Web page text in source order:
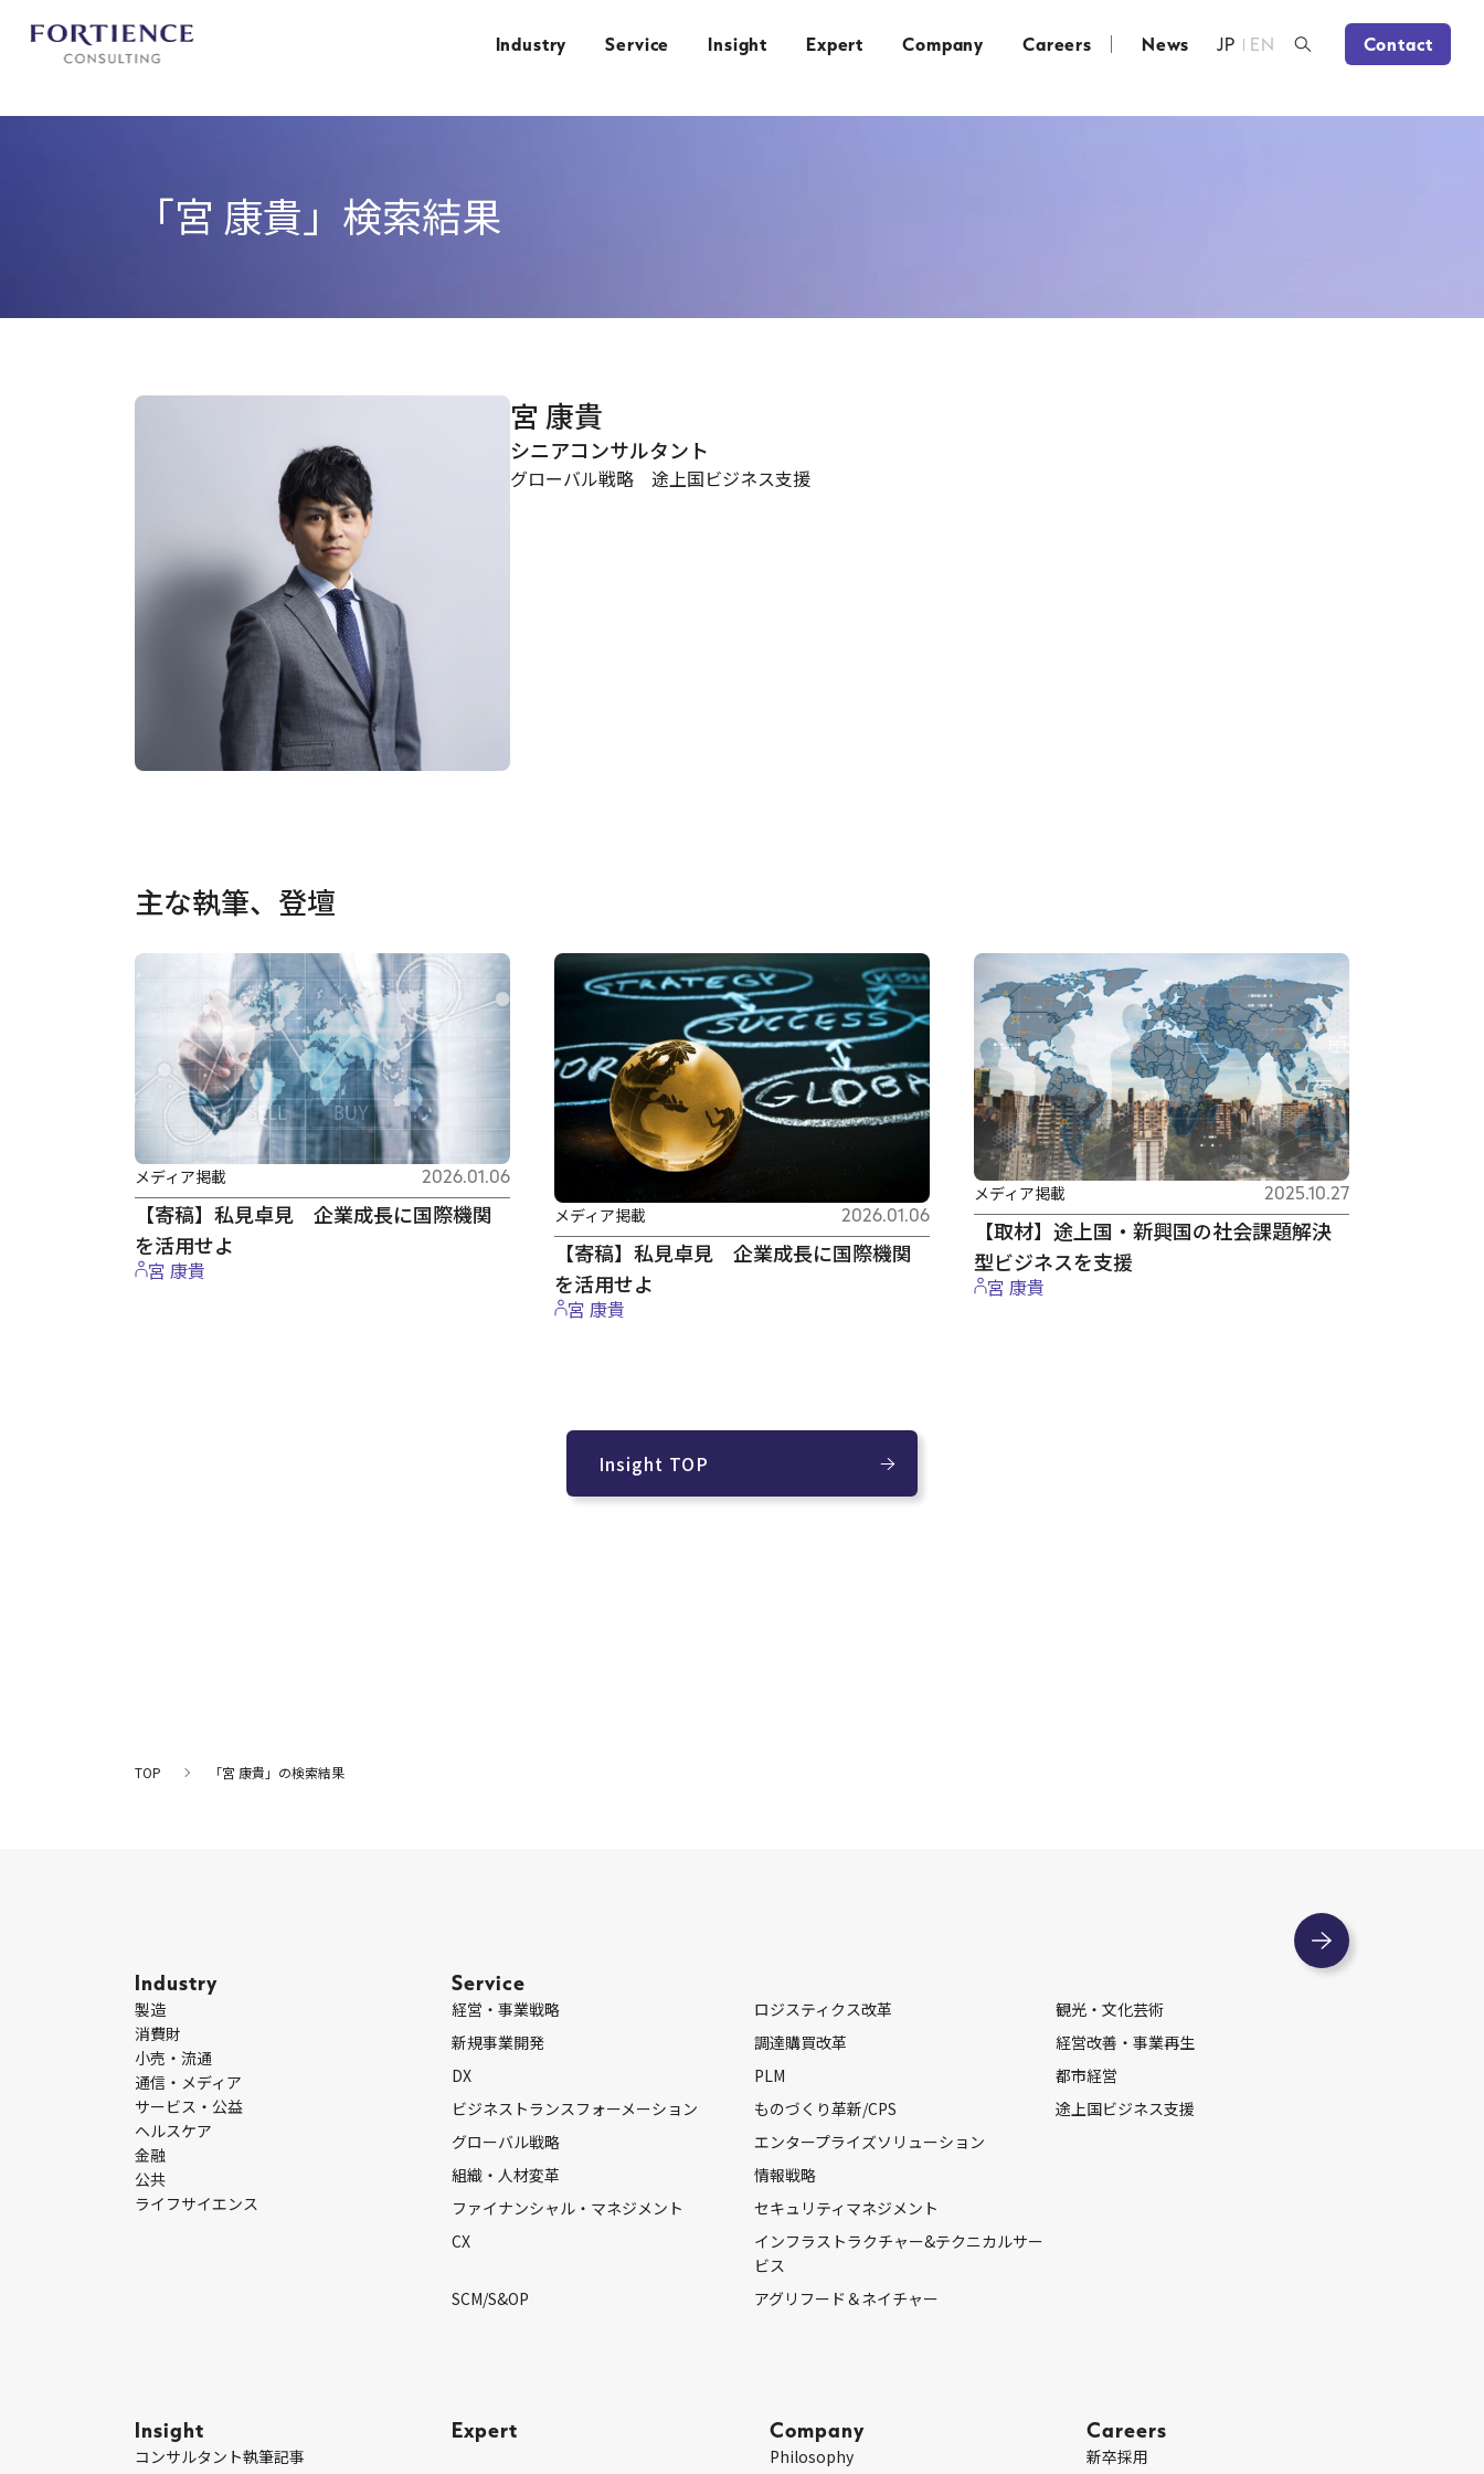
Industry Service Insight Expert Company Careers News EN
JP Contact
「宮 康貴」 検索結果
宮 康貴
シニアコンサルタント
グローバル戦略 途上国ビジネス支援
主な執筆、登壇
【寄稿】私見卓見 企業成長に国際機関
を活用せよ
メディア掲載 2026.01.06
宮 康貴
【寄稿】私見卓見 企業成長に国際機関
を活用せよ
メディア掲載 2026.01.06
宮 康貴
【取材】途上国・新興国の社会課題解決
型ビジネスを支援
メディア掲載 2025.10.27
宮 康貴
Insight TOP
TOP 「宮 康貴」の検索結果
Industry
製造
消費財
小売・流通
通信・メディア
サービス・公益
ヘルスケア
金融
公共
ライフサイエンス
Service
経営・事業戦略
新規事業開発
DX
ビジネストランスフォーメーション
グローバル戦略
組織・人材変革
ファイナンシャル・マネジメント
CX
SCM/S&OP
ロジスティクス改革
調達購買改革
PLM
ものづくり革新/CPS
エンタープライズソリューション
情報戦略
セキュリティマネジメント
インフラストラクチャー&テクニカルサー
ビス
アグリフード＆ネイチャー
観光・文化芸術
経営改善・事業再生
都市経営
途上国ビジネス支援
Insight
コンサルタント執筆記事
Expert Company
Philosophy
Careers
新卒採用